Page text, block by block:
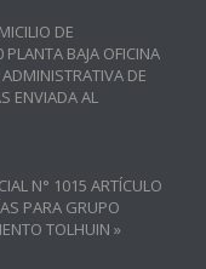
DE
BAJA OFICINA
DE
ENVIADA AL
N° 1015 ARTÍCULO
PARA GRUPO
TOLHUIN »